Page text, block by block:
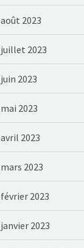
août 2023
juillet 2023
juin 2023
mai 2023
avril 2023
mars 2023
février 2023
janvier 2023